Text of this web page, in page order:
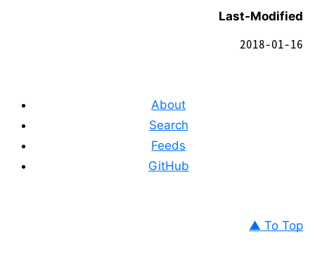
Last-Modified
2018-01-16
About
Search
Feeds
GitHub
▲ To Top